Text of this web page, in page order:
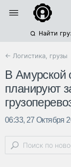
Найти
← Логистика, грузы
В Амурской
планируют
06:33, 27 Октября